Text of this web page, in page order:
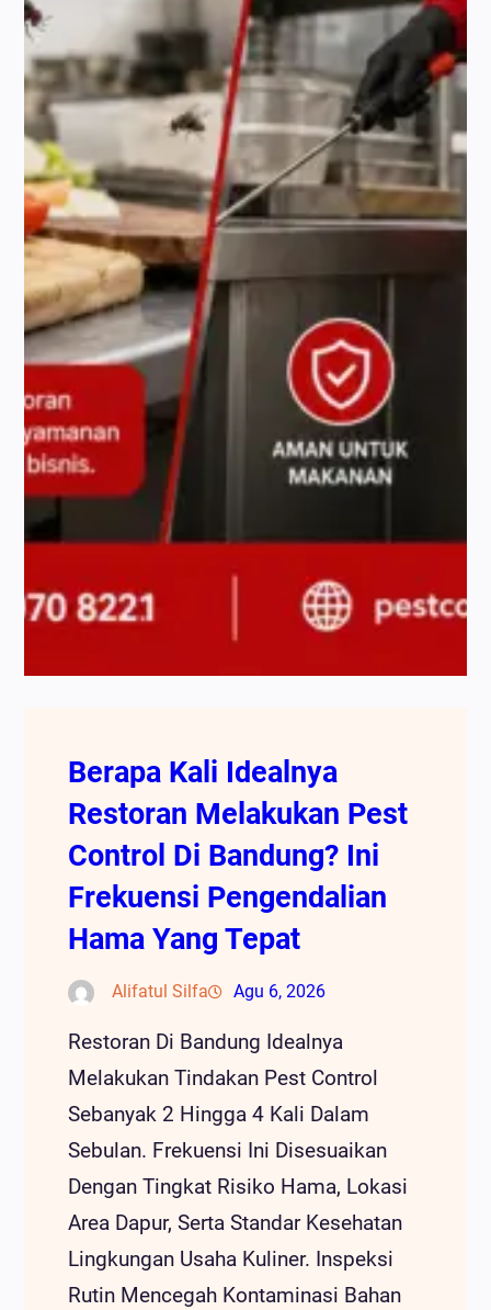
Berapa Kali Idealnya
Restoran Melakukan Pest
Control Di Bandung? Ini
Frekuensi Pengendalian
Hama Yang Tepat
Alifatul Silfa Agu 6, 2026
Restoran Di Bandung Idealnya
Melakukan Tindakan Pest Control
Sebanyak 2 Hingga 4 Kali Dalam
Sebulan. Frekuensi Ini Disesuaikan
Dengan Tingkat Risiko Hama, Lokasi
Area Dapur, Serta Standar Kesehatan
Lingkungan Usaha Kuliner. Inspeksi
Rutin Mencegah Kontaminasi Bahan